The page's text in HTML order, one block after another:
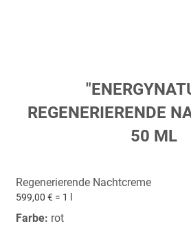
REGENERIERENDE
50 ML
Regenerierende Nachtcreme
599,00 € = 1 l
Farbe: rot